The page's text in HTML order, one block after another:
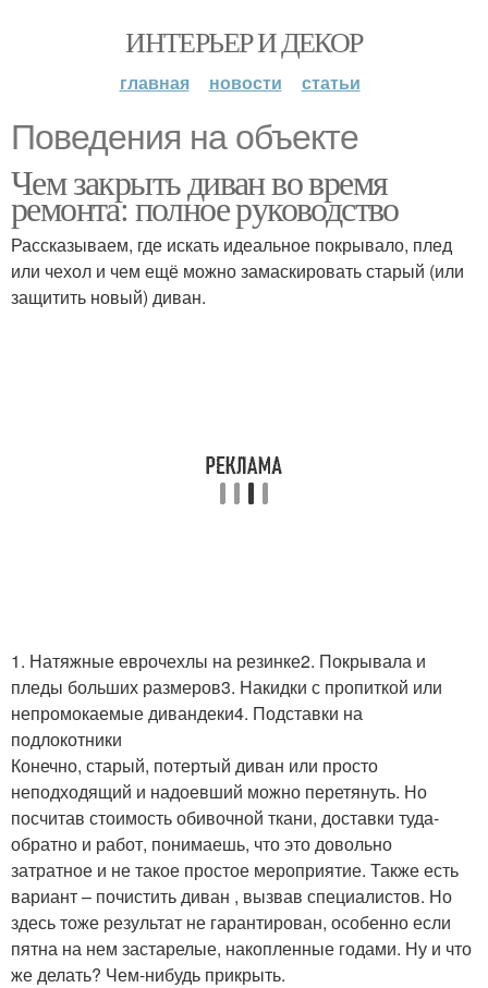
ИНТЕРЬЕР И ДЕКОР
главная новости статьи
Поведения на объекте
Чем закрыть диван во время
ремонта: полное руководство
Рассказываем, где искать идеальное покрывало, плед
или чехол и чем ещё можно замаскировать старый (или
защитить новый) диван.
1. Натяжные еврочехлы на резинке2. Покрывала и
пледы больших размеров3. Накидки с пропиткой или
непромокаемые дивандеки4. Подставки на
подлокотники
Конечно, старый, потертый диван или просто
неподходящий и надоевший можно перетянуть. Но
посчитав стоимость обивочной ткани, доставки туда-
обратно и работ, понимаешь, что это довольно
затратное и не такое простое мероприятие. Также есть
вариант – почистить диван , вызвав специалистов. Но
здесь тоже результат не гарантирован, особенно если
пятна на нем застарелые, накопленные годами. Ну и что
же делать? Чем-нибудь прикрыть.